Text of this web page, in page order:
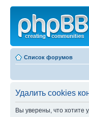
Список форумов
Удалить cookies
Вы уверены, что хотите